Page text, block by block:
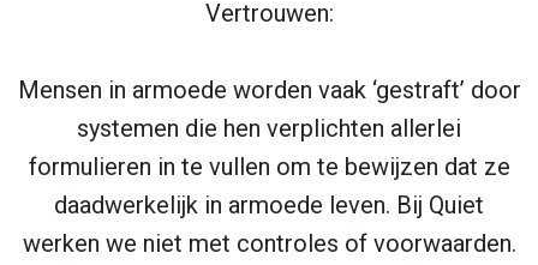
Vertrouwen:
Mensen in armoede worden vaak ‘gestraft’ door
systemen die hen verplichten allerlei
formulieren in te vullen om te bewijzen dat ze
daadwerkelijk in armoede leven. Bij Quiet
werken we niet met controles of voorwaarden.